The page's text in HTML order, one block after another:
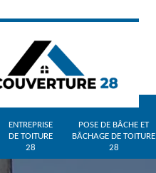
ENTREPRISE
DE TOITURE
28
POSE DE BÂCHE ET
BÂCHAGE DE TOITURE
28